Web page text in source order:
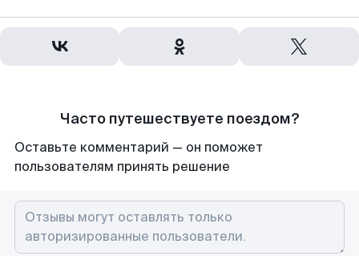
Часто путешествуете поездом?
Оставьте комментарий — он поможет
пользователям принять решение